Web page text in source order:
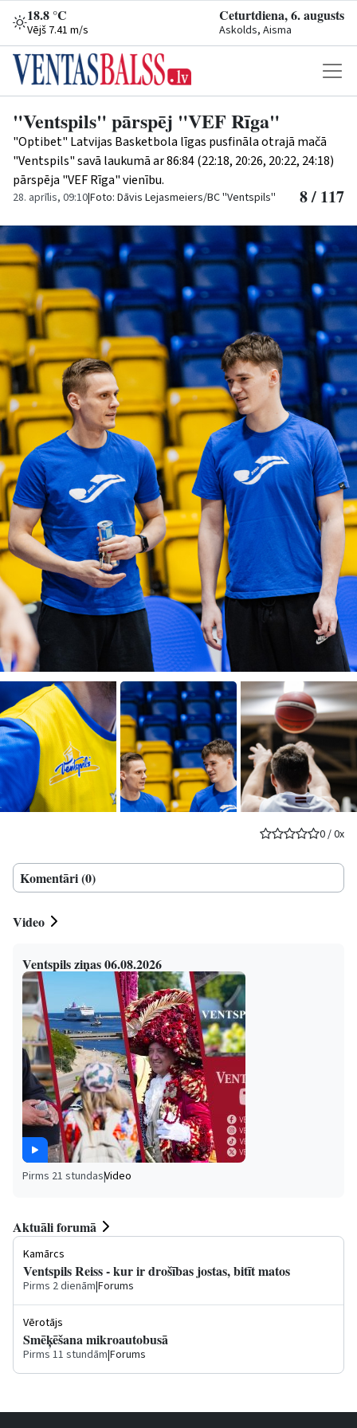
18.8 °C
Vējš 7.41 m/s
Ceturtdiena, 6. augusts
Askolds, Aisma
"Ventspils" pārspēj "VEF Rīga"
"Optibet" Latvijas Basketbola līgas pusfināla otrajā mačā
"Ventspils" savā laukumā ar 86:84 (22:18, 20:26, 20:22, 24:18)
pārspēja "VEF Rīga" vienību.
28. aprīlis, 09:10|Foto: Dāvis Lejasmeiers/BC ''Ventspils'' 8 / 117
0/0x
Komentāri (0)
Video
Ventspils ziņas 06.08.2026
Pirms 21 stundas|Video
Aktuāli forumā
Kamārcs
Ventspils Reiss - kur ir drošības jostas, bitīt matos
Pirms 2 dienām|Forums
Vērotājs
Smēķēšana mikroautobusā
Pirms 11 stundām|Forums